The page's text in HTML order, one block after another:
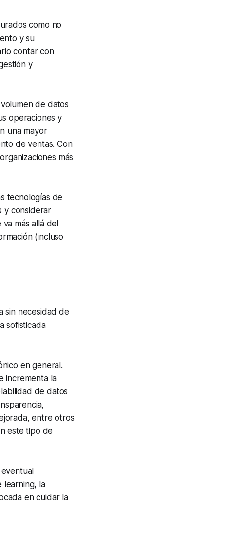
como no
y su
contar con
y
de datos
operaciones y
una mayor
de ventas. Con
más
tecnologías de
y considerar
va más allá del
(incluso
sin necesidad de
sofisticada
en general.
incrementa la
de datos
entre otros
este tipo de
learning, la
en cuidar la